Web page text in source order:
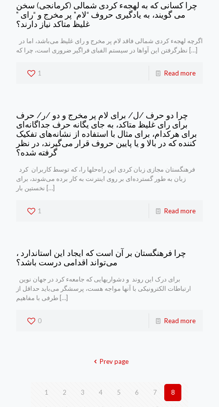
چرا کسانی که به لهجهء کردی شمالی (کرمانجی) سخن
می گویند، به یادگیری حروف “لام” پر مخرج و “رای ”
غلیظ متاکد نیاز دارند؟
نظرگرفتن این آواها در سیستم الفبای فراگیر ضروری است، چرا که […]
1 Read more
چرا دو حرف /ل/ برای لام پر مخرج و دو /ر/ حرف
برای رای غلیظ متاکد، به جای یگانه حرف جداگانه‌ای
برای هرکدام، برای مثال با استفاده از نشانه‌های تفکیک
کننده که در بالا و یا پایین حروف قرار می‌گیرند، در نظر
گرفته شده؟
زبان به طور گسترده‌ای بر روی اینترنت به کار برده می‌شوند، برای
نخستین بار […]
1 Read more
چرا فرهنگستان بر آن است که ایجاد این استاندارد ،
می‌تواند اقدامی درست ‌باشد؟
ارتباطات الکترونیکی با آنها مواجه هست، پرسشگر می‌باید حداقل از
طرفی با مفاهیم […]
0 Read more
Prev page
1 2 3 4 5 6 7 8